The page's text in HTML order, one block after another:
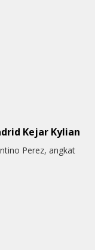
Kejar Kylian
Perez, angkat